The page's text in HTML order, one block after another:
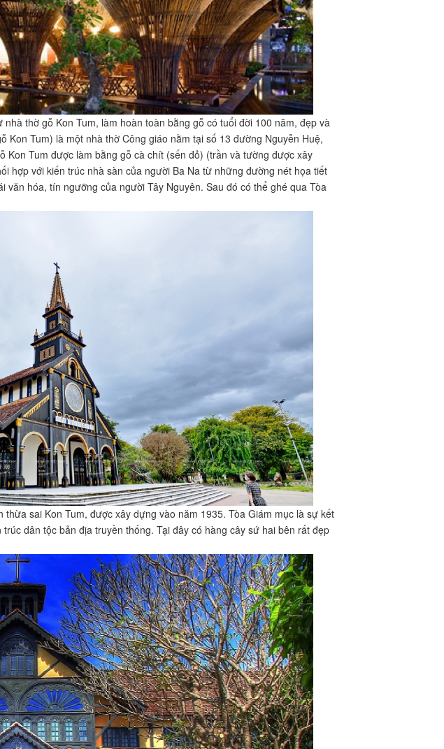
thờ gỗ Kon Tum, làm hoàn toàn bằng gỗ có tuổi đời 100 năm, đẹp và
Kon Tum) là một nhà thờ Công giáo nằm tại số 13 đường Nguyễn Huệ,
Kon Tum được làm bằng gỗ cà chít (sến đỏ) (trần và tường được xây
hợp với kiến trúc nhà sàn của người Ba Na từ những đường nét họa tiết
hóa, tín ngưỡng của người Tây Nguyên. Sau đó có thể ghé qua Tòa
sai Kon Tum, được xây dựng vào năm 1935. Tòa Giám mục là sự kết
dân tộc bản địa truyền thống. Tại đây có hàng cây sứ hai bên rất đẹp